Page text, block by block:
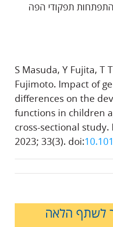
תפקודי הפה
S Masuda, Y Fujita, T
Fujimoto. Impact of
differences on the
functions in children
cross-sectional study.
2023; 33(3). doi:
לשתף הלאה